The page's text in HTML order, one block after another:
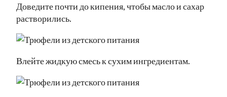
Доведите почти до кипения, чтобы масло и сахар
растворились.
Влейте жидкую смесь к сухим ингредиентам.